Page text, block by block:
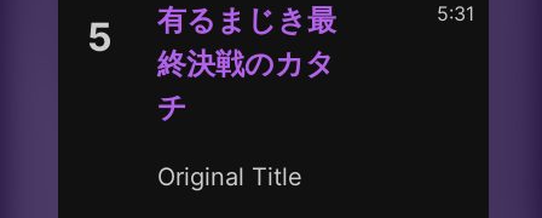
5
有るまじき最
終決戦のカタ
チ
Original Title
5:31